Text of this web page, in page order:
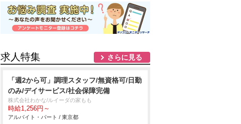
求人特集 さらに見る
「週2から可」調理スタッフ/無資格可/日勤
のみ/デイサービス/社会保障完備
株式会社わかな/ルイーダの家もも
時給1,256円～
アルバイト・パート / 東京都